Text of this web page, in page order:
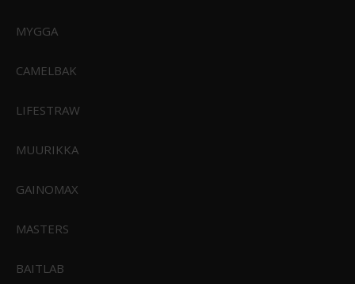
MYGGA
CAMELBAK
LIFESTRAW
MUURIKKA
GAINOMAX
MASTERS
BAITLAB